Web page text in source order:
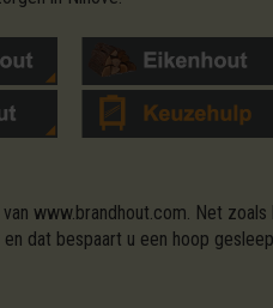
www.brandhout.com. Net
dat bespaart u een hoop